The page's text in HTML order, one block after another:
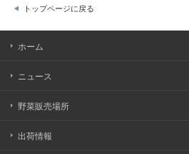
トップページに戻る
ホーム
ニュース
野菜販売場所
出荷情報